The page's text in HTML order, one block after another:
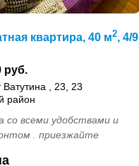
квартира, 40 м2, 4/9
руб.
Ватутина , 23, 23
район
со всеми удобствами и
. приезжайте